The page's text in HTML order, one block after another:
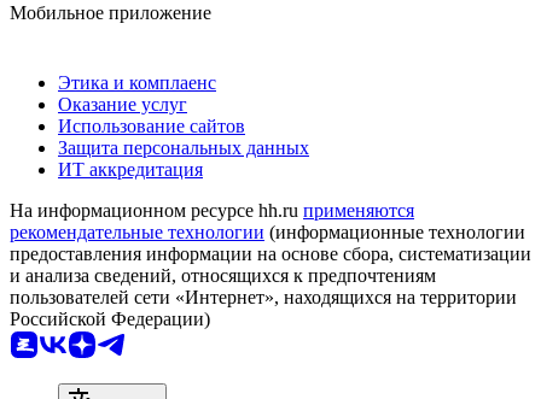
Мобильное приложение
Этика и комплаенс
Оказание услуг
Использование сайтов
Защита персональных данных
ИТ аккредитация
На информационном ресурсе hh.ru применяются
рекомендательные технологии (информационные технологии
предоставления информации на основе сбора, систематизации
и анализа сведений, относящихся к предпочтениям
пользователей сети «Интернет», находящихся на территории
Российской Федерации)